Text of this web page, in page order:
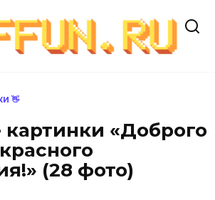
👋
«Доброго
(28 фото)